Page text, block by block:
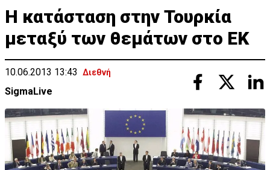
Η κατάσταση στην Τουρκία
μεταξύ των θεμάτων στο ΕΚ
10.06.2013 13:43 Διεθνή
SigmaLive